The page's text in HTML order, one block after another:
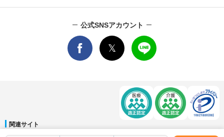
公式SNSアカウント
関連サイト
マイナビDOCTOR│マイナビ看護師│マイナビ薬剤師│マイナビ保育士